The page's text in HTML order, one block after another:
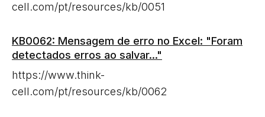
cell.com/pt/resources/kb/0051
KB0062: Mensagem de erro no Excel: "Foram
detectados erros ao salvar..."
https://www.think-
cell.com/pt/resources/kb/0062